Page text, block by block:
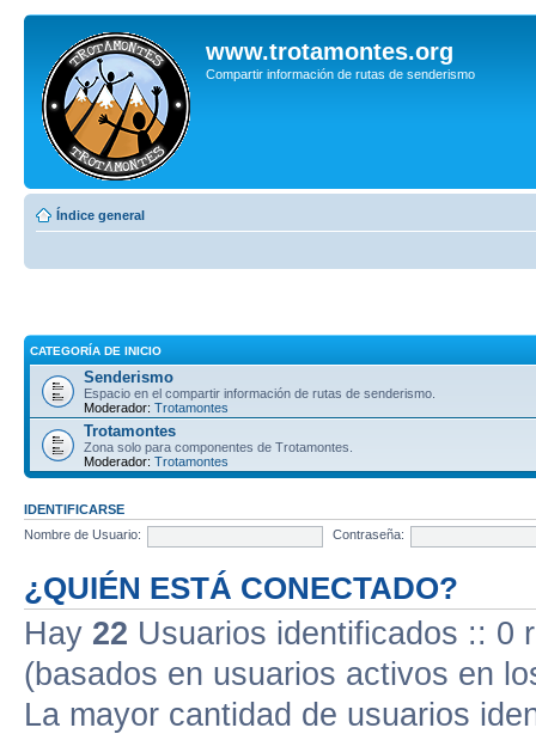
www.trotamontes.org
Compartir información de rutas de senderismo
Índice general
CATEGORÍA DE INICIO
Senderismo
Espacio en el compartir información de rutas de senderismo.
Moderador: Trotamontes
Trotamontes
Zona solo para componentes de Trotamontes.
Moderador: Trotamontes
IDENTIFICARSE
Nombre de Usuario:
Contraseña:
¿QUIÉN ESTÁ CONECTADO?
Hay 22 Usuarios identificados :: 0
(basados en usuarios activos en
La mayor cantidad de usuarios